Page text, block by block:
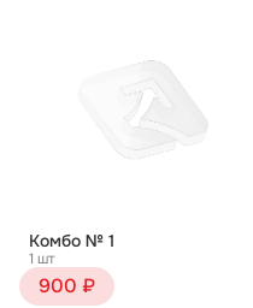
Комбо № 1
1 шт
900 ₽